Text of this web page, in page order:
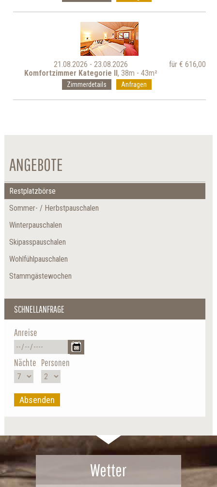
21.08.2026 - 23.08.2026
für € 616,00
Komfortzimmer Kategorie II, 38m - 43m²
Zimmerdetails Anfragen
ANGEBOTE
Restplatzbörse
Sommer- / Herbstpauschalen
Winterpauschalen
Skipasspauschalen
Wohlfühlpauschalen
Stammgästewochen
SCHNELLANFRAGE
Anreise
Nächte Personen
Absenden
Wetter